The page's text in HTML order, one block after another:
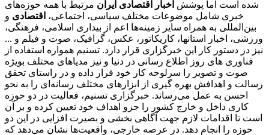
شده است اما پوشش اخبار اقتصادی ایران مرتبط با همه حوزه‌های
خبری شامل موضوعات مختلف سیاسی، اجتماعی، اقتصادی و
بین‌المللی به همراه سایر زمینه‌ها اعم از بیداری اسلامی، فرهنگی،
ورزشی، اخبار استانها، کاریکاتور، عکس، گرافیک، صوت و فیلم و ...
نیز در دستور کار این خبرگزاری قرار دارد. تسنیم همواره استفاده از
فناوری های روز اطلاع رسانی در دنیا و نیز مدیاهای مختلف بویژه
صوت و تصویر را سرلوحه کار خود قرار داده و در راستای تحقق
رسالت و اهدافش بهره گیری از ابزارهای مختلف رسانه‌ای را به نحو
احسن به عمل می‌رساند. خبرگزاری تسنیم، فعالیت در دو حوزه
کاری داخل و خارج کشور را جزو اهداف خود تعیین کرده و بر آن
است تا اقدامات لازم جهت آگاهی بخشی و بصیرت افزایی در این دو
حوزه را انجام دهد. در عرصه خارجی، واقعیت‌ها نشان می‌دهد که